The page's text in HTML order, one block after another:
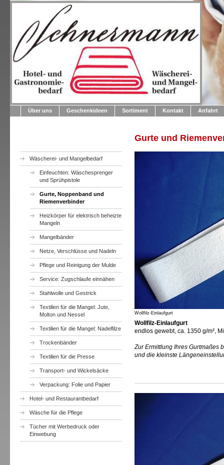
Über uns Geschenkideen Sortiment Kontakt Anfahrt
Wäscherei- und Mangelbedarf
Einfeuchten: Wäschesprenger
und Sprühpistole
Gurte, Noppenband und
Riemenverbinder
Heizkörper für elektrisch beheizte
Mangeln
Mangelbänder
Netze, Verschlüsse und Nadeln
Pflege und Reinigung der Mulde
Service: Zugschlaufe einnähen
Stahlwolle und Gestrick
Textilien für die Mangel: Jute,
Molton und Nessel
Textilien für die Mangel: Nadelfilze
Trockenbänder
Textilien für die Presse
Transport- und Wickelsäcke
Verpackung: Folie und Papier
Hotel- und Restaurantbedarf
Wäsche für die Pflege
Tücher mit Werbedruck oder
Einwebung
Gurte und
Wollfilz-Einlaufgurt
Wollfilz-Einlaufgurt
endlos gewebt, ca. 1350 g/m²,
Zur Ermittlung Ihres Gurtmaßes
und die kleinste